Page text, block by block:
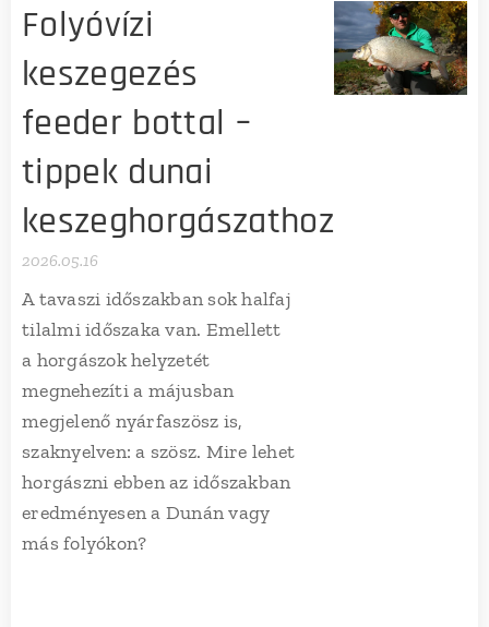
Folyóvízi
keszegezés
feeder bottal –
tippek dunai
keszeghorgászathoz
2026.05.16
A tavaszi időszakban sok halfaj
tilalmi időszaka van. Emellett
a horgászok helyzetét
megnehezíti a májusban
megjelenő nyárfaszösz is,
szaknyelven: a szösz. Mire lehet
horgászni ebben az időszakban
eredményesen a Dunán vagy
más folyókon?